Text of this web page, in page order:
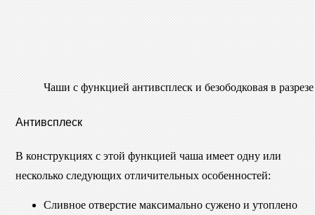
Чаши с функцией антивсплеск и безободковая в разрезе
Антивсплеск
В конструкциях с этой функцией чаша имеет одну или
несколько следующих отличительных особенностей:
Сливное отверстие максимально сужено и утоплено